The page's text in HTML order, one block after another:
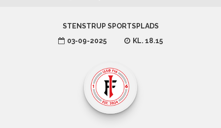
STENSTRUP SPORTSPLADS
03-09-2025
KL. 18.15